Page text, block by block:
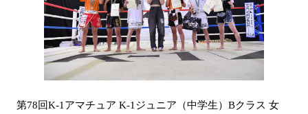
第78回K-1アマチュア K-1ジュニア（中学生）Bクラス 女